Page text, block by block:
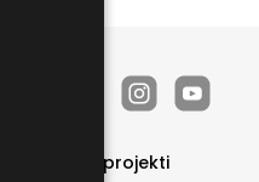
Realizētie projekti